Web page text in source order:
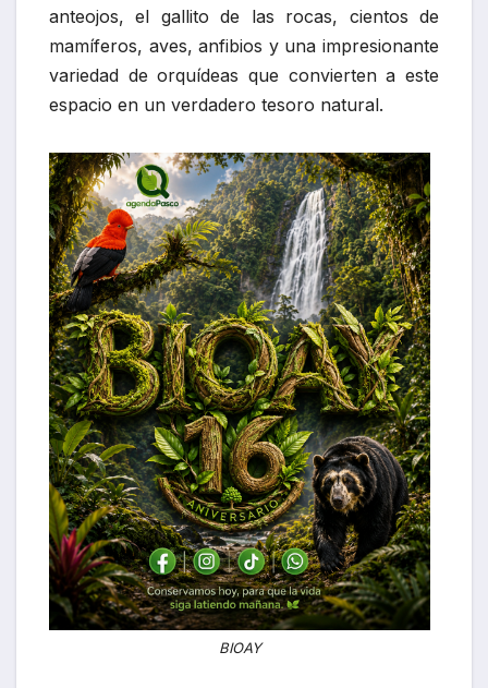
anteojos, el gallito de las rocas, cientos de
mamíferos, aves, anfibios y una impresionante
variedad de orquídeas que convierten a este
espacio en un verdadero tesoro natural.
BIOAY